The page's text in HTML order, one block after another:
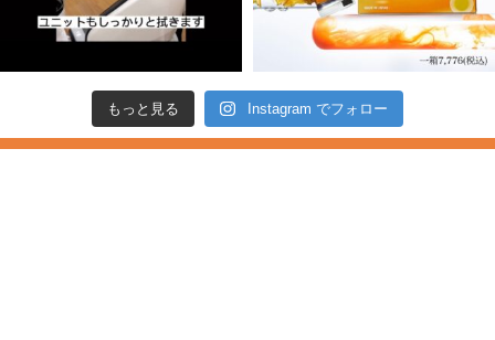
もっと見る Instagram でフォロー